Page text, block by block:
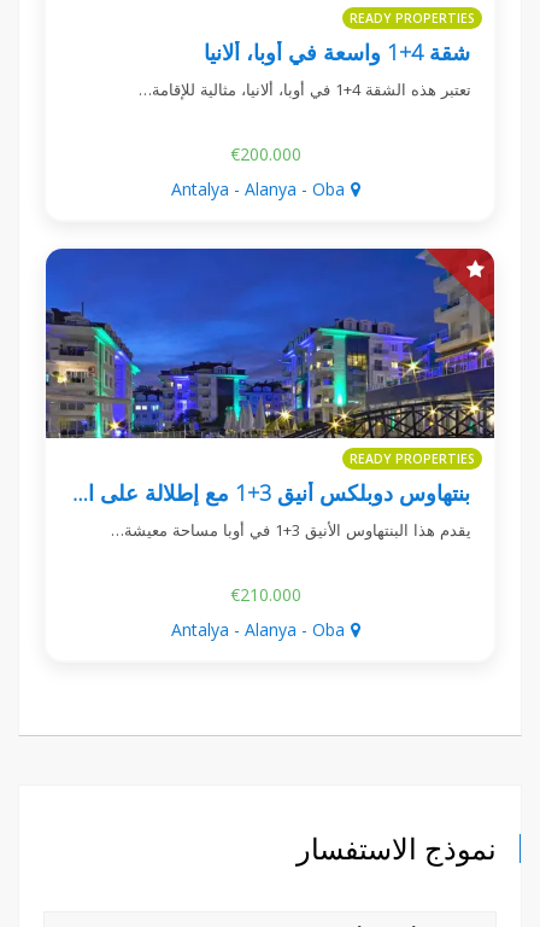
READY PROPERTIES
شقة 4+1 واسعة في أوبا، ألانيا
تعتبر هذه الشقة 4+1 في أوبا، ألانيا، مثالية للإقامة…
€200.000
Antalya - Alanya - Oba
READY PROPERTIES
بنتهاوس دوبلكس أنيق 3+1 مع إطلالة على البحر في أوبا
يقدم هذا البنتهاوس الأنيق 3+1 في أوبا مساحة معيشة…
€210.000
Antalya - Alanya - Oba
نموذج الاستفسار